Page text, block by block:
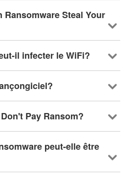
Ransomware Steal Your
il infecter le WiFi?
Pay Ransom?
peut-elle être